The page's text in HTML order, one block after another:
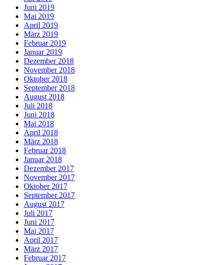
Juni 2019
Mai 2019
April 2019
März 2019
Februar 2019
Januar 2019
Dezember 2018
November 2018
Oktober 2018
September 2018
August 2018
Juli 2018
Juni 2018
Mai 2018
April 2018
März 2018
Februar 2018
Januar 2018
Dezember 2017
November 2017
Oktober 2017
September 2017
August 2017
Juli 2017
Juni 2017
Mai 2017
April 2017
März 2017
Februar 2017